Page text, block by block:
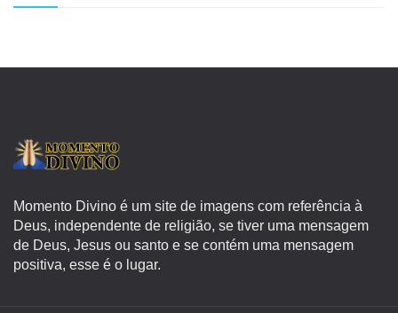
Momento Divino é um site de imagens com referência à
Deus, independente de religião, se tiver uma mensagem
de Deus, Jesus ou santo e se contém uma mensagem
positiva, esse é o lugar.